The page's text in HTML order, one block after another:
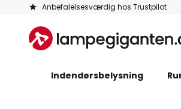
Anbefalelsesværdig hos Trustpilot
Skip
Content
Indendørsbelysning